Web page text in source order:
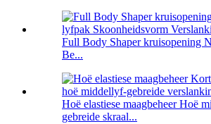
Full Body Shaper kruisopening
Be...
Hoë elastiese maagbeheer Hoë
gebreide skraal...